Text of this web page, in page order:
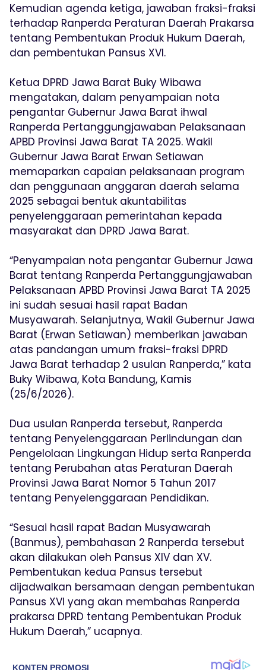
Kemudian agenda ketiga, jawaban fraksi-fraksi
terhadap Ranperda Peraturan Daerah Prakarsa
tentang Pembentukan Produk Hukum Daerah,
dan pembentukan Pansus XVI.
Ketua DPRD Jawa Barat Buky Wibawa
mengatakan, dalam penyampaian nota
pengantar Gubernur Jawa Barat ihwal
Ranperda Pertanggungjawaban Pelaksanaan
APBD Provinsi Jawa Barat TA 2025. Wakil
Gubernur Jawa Barat Erwan Setiawan
memaparkan capaian pelaksanaan program
dan penggunaan anggaran daerah selama
2025 sebagai bentuk akuntabilitas
penyelenggaraan pemerintahan kepada
masyarakat dan DPRD Jawa Barat.
“Penyampaian nota pengantar Gubernur Jawa
Barat tentang Ranperda Pertanggungjawaban
Pelaksanaan APBD Provinsi Jawa Barat TA 2025
ini sudah sesuai hasil rapat Badan
Musyawarah. Selanjutnya, Wakil Gubernur Jawa
Barat (Erwan Setiawan) memberikan jawaban
atas pandangan umum fraksi-fraksi DPRD
Jawa Barat terhadap 2 usulan Ranperda,” kata
Buky Wibawa, Kota Bandung, Kamis
(25/6/2026).
Dua usulan Ranperda tersebut, Ranperda
tentang Penyelenggaraan Perlindungan dan
Pengelolaan Lingkungan Hidup serta Ranperda
tentang Perubahan atas Peraturan Daerah
Provinsi Jawa Barat Nomor 5 Tahun 2017
tentang Penyelenggaraan Pendidikan.
“Sesuai hasil rapat Badan Musyawarah
(Banmus), pembahasan 2 Ranperda tersebut
akan dilakukan oleh Pansus XIV dan XV.
Pembentukan kedua Pansus tersebut
dijadwalkan bersamaan dengan pembentukan
Pansus XVI yang akan membahas Ranperda
prakarsa DPRD tentang Pembentukan Produk
Hukum Daerah,” ucapnya.